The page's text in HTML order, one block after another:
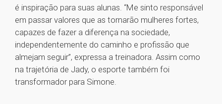
é inspiração para suas alunas. “Me sinto responsável
em passar valores que as tornarão mulheres fortes,
capazes de fazer a diferença na sociedade,
independentemente do caminho e profissão que
almejam seguir”, expressa a treinadora. Assim como
na trajetória de Jady, o esporte também foi
transformador para Simone.